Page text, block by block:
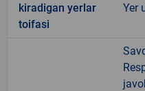
kiradigan yerlar
toifasi
Yer